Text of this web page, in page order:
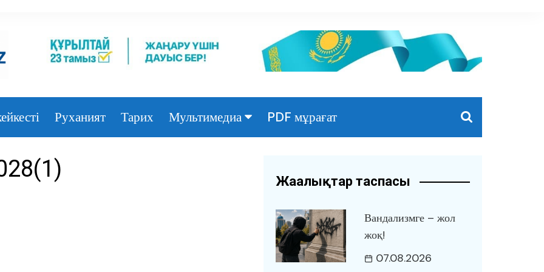
Руханият Тарих Мультимедиа PDF мұрағат
Жаңалықтар таспасы
Вандализмге – жол
жоқ!
07.08.2026